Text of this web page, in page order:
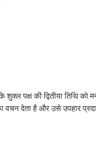
पक्ष की द्वितीया तिथि को
वचन देता है और उसे उपहार